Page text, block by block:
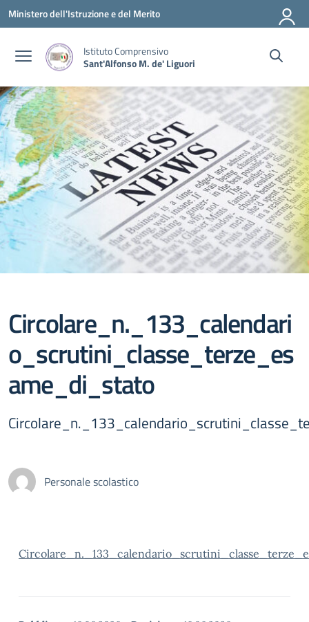
Vai ai contenuti
Vai al menu di navigazione
Vai al footer
Ministero dell'Istruzione e del Merito
Istituto Comprensivo
Sant'Alfonso M. de' Liguori
Circolare_n._133_calendari
o_scrutini_classe_terze_es
ame_di_stato
Personale scolastico